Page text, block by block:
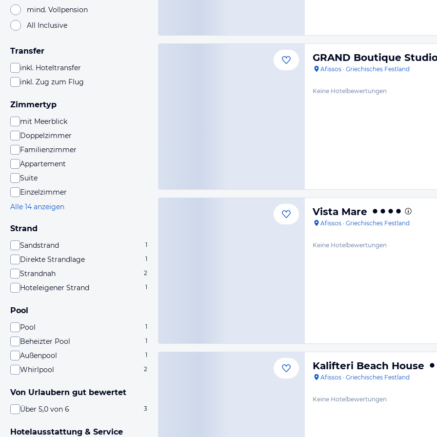
mind. Vollpension
All Inclusive
Transfer
inkl. Hoteltransfer
inkl. Zug zum Flug
Zimmertyp
mit Meerblick
Doppelzimmer
Familienzimmer
Appartement
Suite
Einzelzimmer
Alle 14 anzeigen
Strand
Sandstrand 1
Direkte Strandlage 1
Strandnah 2
Hoteleigener Strand 1
Pool
Pool 1
Beheizter Pool 1
Außenpool 1
Whirlpool 2
Von Urlaubern gut bewertet
Über 5,0 von 6 3
Hotelausstattung & Service
GRAND Boutique
Afissos · Griechisches Festland
Keine Hotelbewertungen
Vista Mare
Afissos · Griechisches Festland
Keine Hotelbewertungen
Kalifteri Beach House
Afissos · Griechisches Festland
Keine Hotelbewertungen